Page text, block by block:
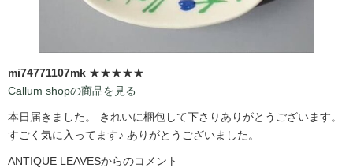
mi74771107mk ★★★★★
Callum shopの商品を見る
本日届きました。 きれいに梱包して下さりありがとうございます。
すごく気に入ってます♪ ありがとうございました。
ANTIQUE LEAVESからのコメント